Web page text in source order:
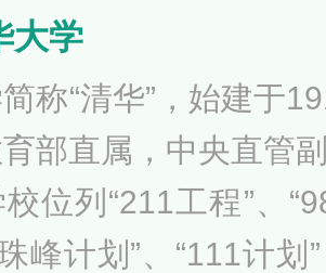
越医生教育培养计
国家大学生创新性
改革示范高校。
大学
称“清华”，始建于
部直属，中央直管
位列“211工程”、
峰计划”、“111计